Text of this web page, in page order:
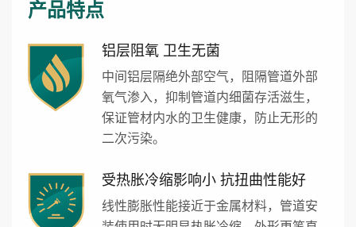
产品特点
铝层阻氧 卫生无菌
中间铝层隔绝外部空气，阻隔管道外部
氧气渗入，抑制管道内细菌存活滋生，
保证管材内水的卫生健康，防止无形的
二次污染。
受热胀冷缩影响小 抗扭曲性能好
线性膨胀性能接近于金属材料，管道安